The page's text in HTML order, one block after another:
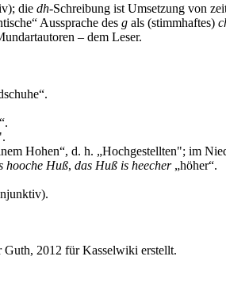
die dh-Schreibung ist Umsetzung von
Aussprache des g als (stimmhaftes)
– dem Leser.
Hohen“, d. h. „Hochgestellten"; im
hooche Huß, das Huß is heecher„höher“.
Guth, 2012 für Kasselwiki erstellt.